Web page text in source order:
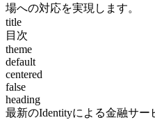
場への対応を実現します。
title
目次
theme
default
centered
false
heading
最新のIdentityによる金融サ